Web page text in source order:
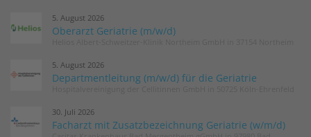
5. August 2026
Oberarzt Geriatrie (m/w/d)
5. August 2026
Departmentleitung (m/w/d) für die Geriatrie
30. Juli 2026
Facharzt mit Zusatzbezeichnung Geriatrie (w/m/d)